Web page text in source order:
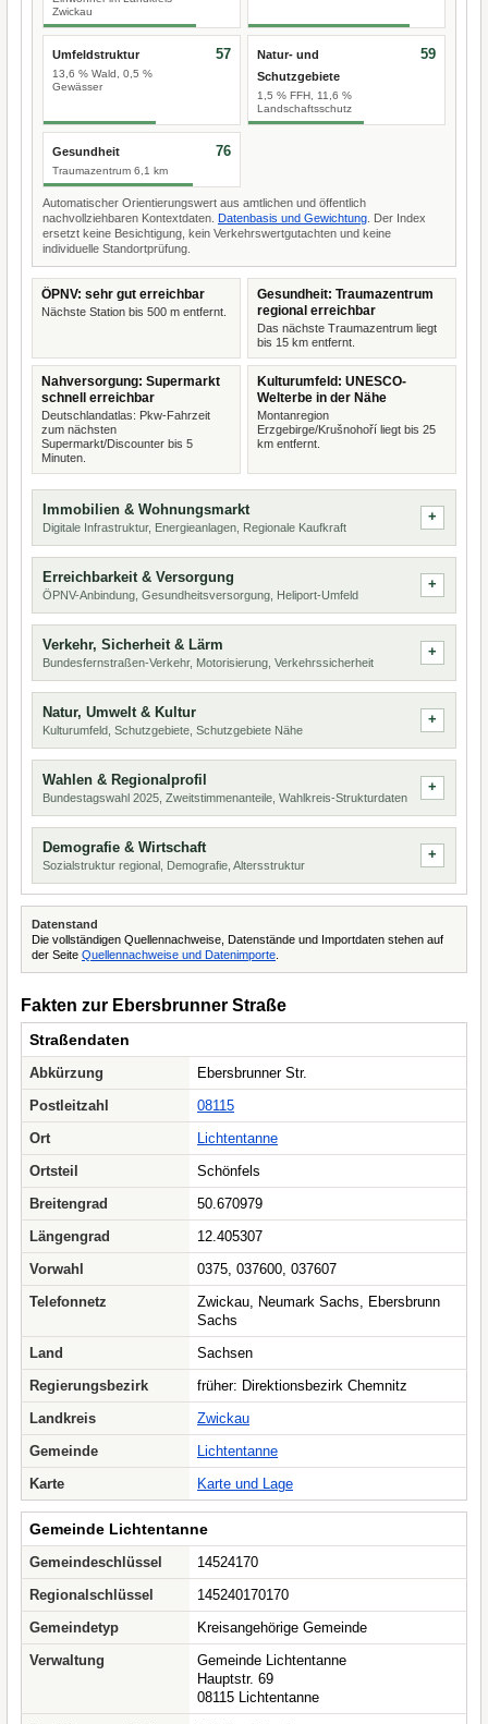
Zwickau
Umfeldstruktur
13,6 % Wald, 0,5 %
Gewässer
57
Natur- und
Schutzgebiete
1,5 % FFH, 11,6 %
Landschaftsschutz
59
Gesundheit
Traumazentrum 6,1 km
76
Automatischer Orientierungswert aus amtlichen und öffentlich
nachvollziehbaren Kontextdaten. Datenbasis und Gewichtung . Der Index
ersetzt keine Besichtigung, kein Verkehrswertgutachten und keine
individuelle Standortprüfung.
ÖPNV: sehr gut erreichbar
Nächste Station bis 500 m entfernt.
Gesundheit: Traumazentrum
regional erreichbar
Das nächste Traumazentrum liegt
bis 15 km entfernt.
Nahversorgung: Supermarkt
schnell erreichbar
Deutschlandatlas: Pkw-Fahrzeit
zum nächsten
Supermarkt/Discounter bis 5
Minuten.
Kulturumfeld: UNESCO-
Welterbe in der Nähe
Montanregion
Erzgebirge/Krušnohoří liegt bis 25
km entfernt.
Immobilien & Wohnungsmarkt
Digitale Infrastruktur, Energieanlagen, Regionale Kaufkraft
Erreichbarkeit & Versorgung
ÖPNV-Anbindung, Gesundheitsversorgung, Heliport-Umfeld
Verkehr, Sicherheit & Lärm
Bundesfernstraßen-Verkehr, Motorisierung, Verkehrssicherheit
Natur, Umwelt & Kultur
Kulturumfeld, Schutzgebiete, Schutzgebiete Nähe
Wahlen & Regionalprofil
Bundestagswahl 2025, Zweitstimmenanteile, Wahlkreis-Strukturdaten
Demografie & Wirtschaft
Sozialstruktur regional, Demografie, Altersstruktur
Datenstand
Die vollständigen Quellennachweise, Datenstände und Importdaten stehen auf
der Seite Quellennachweise und Datenimporte
Fakten zur Ebersbrunner Straße
Straßendaten
Abkürzung
Ebersbrunner Str.
Postleitzahl
08115
Ort
Lichtentanne
Ortsteil
Schönfels
Breitengrad
50.670979
Längengrad
12.405307
Vorwahl
0375, 037600, 037607
Telefonnetz
Zwickau, Neumark Sachs, Ebersbrunn
Sachs
Land
Sachsen
Regierungsbezirk
früher: Direktionsbezirk Chemnitz
Landkreis
Zwickau
Gemeinde
Lichtentanne
Karte
Karte und Lage
Gemeinde Lichtentanne
Gemeindeschlüssel
14524170
Regionalschlüssel
145240170170
Gemeindetyp
Kreisangehörige Gemeinde
Verwaltung
Gemeinde Lichtentanne
Hauptstr. 69
08115 Lichtentanne